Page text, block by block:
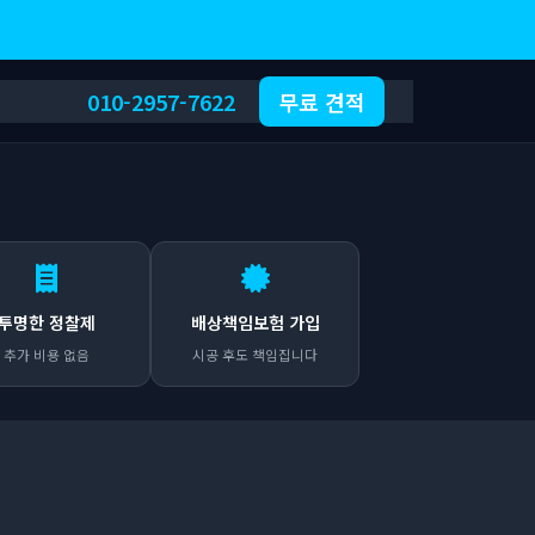
010-2957-7622 무료 견적
명한 정찰제
추가 비용 없음
배상책임보험 가입
시공 후도 책임집니다